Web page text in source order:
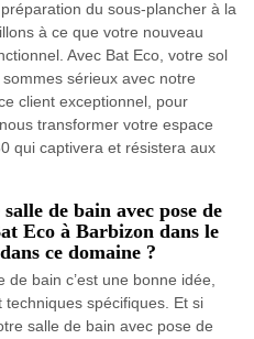
du sous-plancher à la
à ce que votre nouveau
Avec Bat Eco, votre sol
sérieux avec notre
client exceptionnel, pour
transformer votre espace
qui captivera et résistera aux
de bain avec pose de
Eco à Barbizon dans le
ce domaine ?
bain c’est une bonne idée,
spécifiques. Et si
salle de bain avec pose de